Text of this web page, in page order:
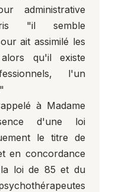
administrative
"il semble
ait assimilé les
qu'il existe
l'un
à Madame
d'une loi
le titre de
en concordance
loi de 85 et du